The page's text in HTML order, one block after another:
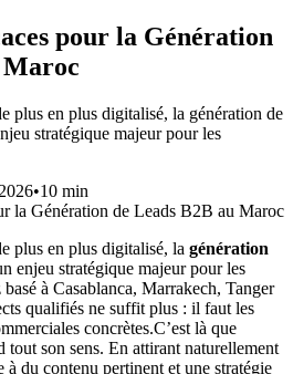
pour la Génération
Maroc
plus en plus digitalisé, la génération de
stratégique majeur pour les
•10 min
plus en plus digitalisé, la génération
enjeu stratégique majeur pour les
à Casablanca, Marrakech, Tanger
qualifiés ne suffit plus : il faut les
concrètes.C’est là que
tout son sens. En attirant naturellement
à du contenu pertinent et une stratégie